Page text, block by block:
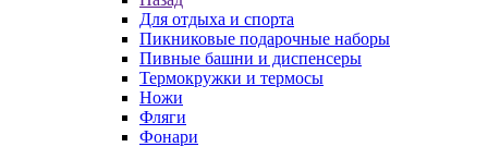
Для отдыха и спорта
Пикниковые подарочные наборы
Пивные башни и диспенсеры
Термокружки и термосы
Ножи
Фляги
Фонари